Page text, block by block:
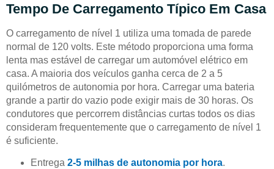
Tempo De Carregamento Típico Em Casa
O carregamento de nível 1 utiliza uma tomada de parede
normal de 120 volts. Este método proporciona uma forma
lenta mas estável de carregar um automóvel elétrico em
casa. A maioria dos veículos ganha cerca de 2 a 5
quilómetros de autonomia por hora. Carregar uma bateria
grande a partir do vazio pode exigir mais de 30 horas. Os
condutores que percorrem distâncias curtas todos os dias
consideram frequentemente que o carregamento de nível 1
é suficiente.
Entrega 2-5 milhas de autonomia por hora.